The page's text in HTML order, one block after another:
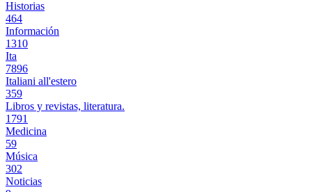
Historias
464
Información
1310
Ita
7896
Italiani all'estero
359
Libros y revistas, literatura.
1791
Medicina
59
Música
302
Noticias